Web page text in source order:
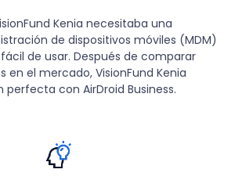
Kenia necesitaba una
de dispositivos móviles (MDM)
de usar. Después de comparar
en el mercado, VisionFund Kenia
con AirDroid Business.